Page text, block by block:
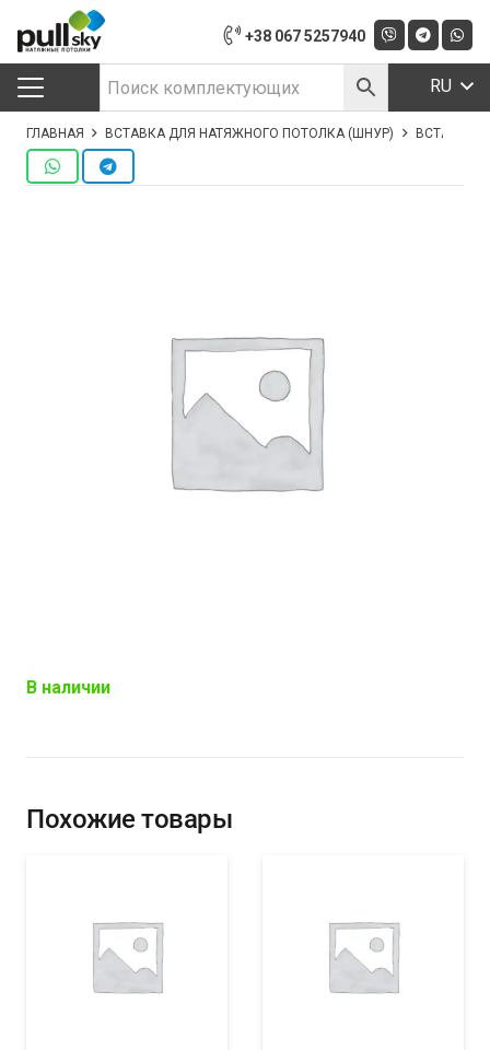
+38 067 5257940
RU
ГЛАВНАЯ ВСТАВКА ДЛЯ НАТЯЖНОГО ПОТОЛКА (ШНУР) ВСТАВКА
В наличии
Похожие товары